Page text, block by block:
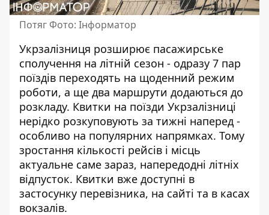
Потяг Фото: Інформатор
Укрзалізниця розширює пасажирське
сполучення на літній сезон - одразу 7 пар
поїздів переходять на щоденний режим
роботи, а ще два маршрути додаються до
розкладу. Квитки на поїзди Укрзалізниці
нерідко розкуповують за тижні наперед -
особливо на популярних напрямках. Тому
зростання кількості рейсів і місць
актуальне саме зараз, напередодні літніх
відпусток. Квитки вже доступні в
застосунку перевізника, на сайті та в касах
вокзалів.